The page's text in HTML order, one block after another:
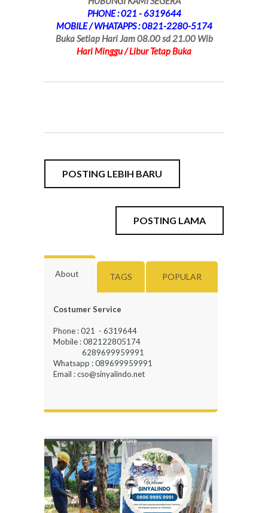
PHONE : 021 - 6319644
MOBILE / WHATAPPS : 0821-2280-5174
Buka Setiap Hari Jam 08.00 sd 21.00 Wib
Hari Minggu / Libur Tetap Buka
POSTING LEBIH BARU
POSTING LAMA
About TAGS POPULAR
Costumer Service
Phone : 021 - 6319644
Mobile : 082122805174
6289699959991
Whatsapp : 089699959991
Email : cso@sinyalindo.net